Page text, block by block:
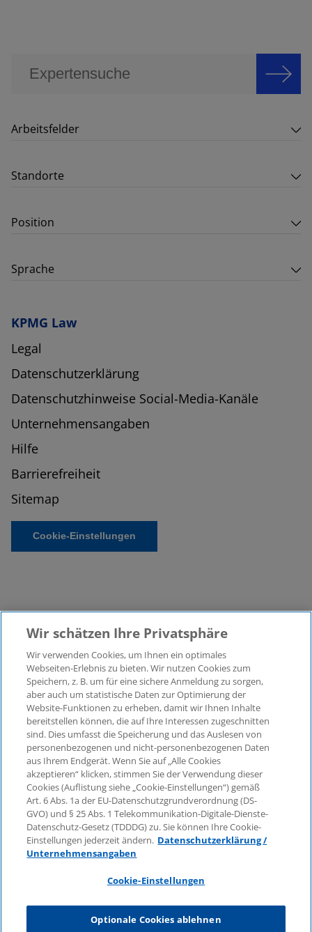
Arbeitsfelder
Standorte
Position
Sprache
KPMG Law
Legal
Datenschutzerklärung
Datenschutzhinweise Social-Media-Kanäle
Unternehmensangaben
Hilfe
Barrierefreiheit
Sitemap
Cookie-Einstellungen
©2026 KPMG Law Rechtsanwaltsgesellschaft mbH,
assoziiert mit der KPMG AG
Wirtschaftsprüfungsgesellschaft, einer
Aktiengesellschaft nach deutschem Recht und ein
Mitglied der globalen KPMG-Organisation
unabhängiger Mitgliedsfirmen, die KPMG International
Limited, einer Private English Company Limited by
Guarantee, angeschlossen sind. Alle Rechte
vorbehalten. Für weitere Einzelheiten über die Struktur
der globalen Organisation von KPMG besuchen Sie
bittehttps://home.kpmg/governance.
KPMG International erbringt keine Dienstleistungen für
Kunden. Keine Mitgliedsfirma ist befugt, KPMG
International oder eine andere Mitgliedsfirma
binden, ebenso wie KPMG International nicht
autorisiert ist, andere Mitgliedsfirmen zu verpflichten
Wir schätzen Ihre Privatsphäre
Wir verwenden Cookies, um Ihnen ein optimales
Webseiten-Erlebnis zu bieten. Wir nutzen Cookies zum
Speichern, z. B. um für eine sichere Anmeldung zu sorgen,
aber auch um statistische Daten zur Optimierung der
Website-Funktionen zu erheben, damit wir Ihnen Inhalte
bereitstellen können, die auf Ihre Interessen zugeschnitten
sind. Dies umfasst die Speicherung und das Auslesen von
personenbezogenen und nicht-personenbezogenen Daten
aus Ihrem Endgerät. Wenn Sie auf „Alle Cookies
akzeptieren“ klicken, stimmen Sie der Verwendung dieser
Cookies (Auflistung siehe „Cookie-Einstellungen“) gemäß
Art. 6 Abs. 1a der EU-Datenschutzgrundverordnung (DS-
GVO) und § 25 Abs. 1 Telekommunikation-Digitale-Dienste-
Datenschutz-Gesetz (TDDDG) zu. Sie können Ihre Cookie-
Einstellungen jederzeit ändern. Datenschutzerklärung /
Unternehmensangaben
Cookie-Einstellungen
Optionale Cookies ablehnen